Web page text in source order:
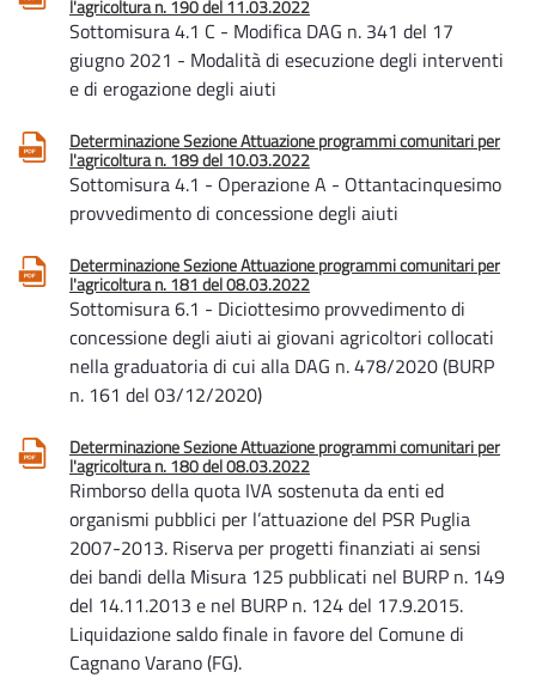
l'agricoltura n. 190 del 11.03.2022
Sottomisura 4.1 C - Modifica DAG n. 341 del 17
giugno 2021 - Modalità di esecuzione degli interventi
e di erogazione degli aiuti
Determinazione Sezione Attuazione programmi comunitari per
l'agricoltura n. 189 del 10.03.2022
Sottomisura 4.1 - Operazione A - Ottantacinquesimo
provvedimento di concessione degli aiuti
Determinazione Sezione Attuazione programmi comunitari per
l'agricoltura n. 181 del 08.03.2022
Sottomisura 6.1 - Diciottesimo provvedimento di
concessione degli aiuti ai giovani agricoltori collocati
nella graduatoria di cui alla DAG n. 478/2020 (BURP
n. 161 del 03/12/2020)
Determinazione Sezione Attuazione programmi comunitari per
l'agricoltura n. 180 del 08.03.2022
Rimborso della quota IVA sostenuta da enti ed
organismi pubblici per l’attuazione del PSR Puglia
2007-2013. Riserva per progetti finanziati ai sensi
dei bandi della Misura 125 pubblicati nel BURP n. 149
del 14.11.2013 e nel BURP n. 124 del 17.9.2015.
Liquidazione saldo finale in favore del Comune di
Cagnano Varano (FG).